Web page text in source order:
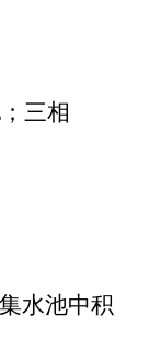
三相
水池中积